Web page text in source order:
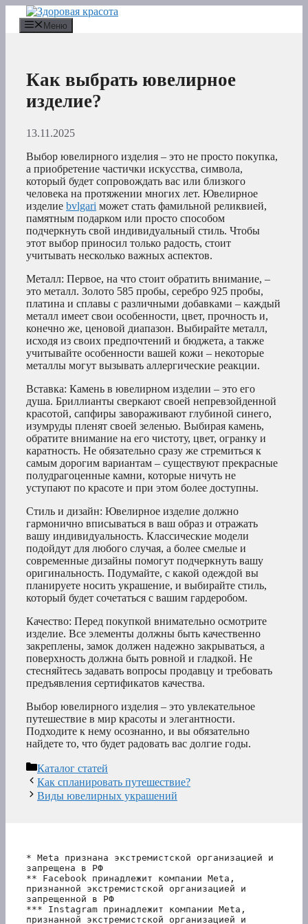
Перейти
содержимому
Меню
Как выбрать ювелирное
изделие?
13.11.2025
Выбор ювелирного изделия – это не просто покупка,
а приобретение частички искусства, символа,
который будет сопровождать вас или близкого
человека на протяжении многих лет. Ювелирное
изделие bvlgari может стать фамильной реликвией,
памятным подарком или просто способом
подчеркнуть свой индивидуальный стиль. Чтобы
этот выбор приносил только радость, стоит
учитывать несколько важных аспектов.
Металл: Первое, на что стоит обратить внимание, –
это металл. Золото 585 пробы, серебро 925 пробы,
платина и сплавы с различными добавками – каждый
металл имеет свои особенности, цвет, прочность и,
конечно же, ценовой диапазон. Выбирайте металл,
исходя из своих предпочтений и бюджета, а также
учитывайте особенности вашей кожи – некоторые
металлы могут вызывать аллергические реакции.
Вставка: Камень в ювелирном изделии – это его
душа. Бриллианты сверкают своей непревзойденной
красотой, сапфиры завораживают глубиной синего,
изумруды пленят своей зеленью. Выбирая камень,
обратите внимание на его чистоту, цвет, огранку и
каратность. Не обязательно сразу же стремиться к
самым дорогим вариантам – существуют прекрасные
полудрагоценные камни, которые ничуть не
уступают по красоте и при этом более доступны.
Стиль и дизайн: Ювелирное изделие должно
гармонично вписываться в ваш образ и отражать
вашу индивидуальность. Классические модели
подойдут для любого случая, а более смелые и
современные дизайны помогут подчеркнуть вашу
оригинальность. Подумайте, с какой одеждой вы
планируете носить украшение, и выбирайте стиль,
который будет сочетаться с вашим гардеробом.
Качество: Перед покупкой внимательно осмотрите
изделие. Все элементы должны быть качественно
закреплены, замок должен надежно закрываться, а
поверхность должна быть ровной и гладкой. Не
стесняйтесь задавать вопросы продавцу и требовать
предъявления сертификатов качества.
Выбор ювелирного изделия – это увлекательное
путешествие в мир красоты и элегантности.
Подходите к нему осознанно, и вы обязательно
найдете то, что будет радовать вас долгие годы.
Рубрики
Каталог статей
Как спланировать путешествие?
Виды ювелирных украшений
* Meta признана экстремистской организацией и
запрещена в РФ
** Facebook принадлежит компании Meta,
признанной экстремистской организацией и
запрещенной в РФ
*** Instagram принадлежит компании Meta,
признанной экстремистской организацией и